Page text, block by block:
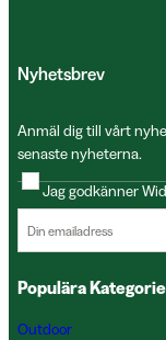
Nyhetsbrev
Anmäl dig till vårt
senaste nyheterna.
Jag godkänner
Populära
Outdoor